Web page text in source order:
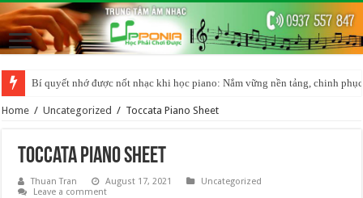
Bí quyết nhớ được nốt nhạc khi học piano: Nắm vững nền tảng, chinh
Home / Uncategorized / Toccata Piano Sheet
Toccata Piano Sheet
Thuan Tran August 17, 2021
Uncategorized
Leave a comment